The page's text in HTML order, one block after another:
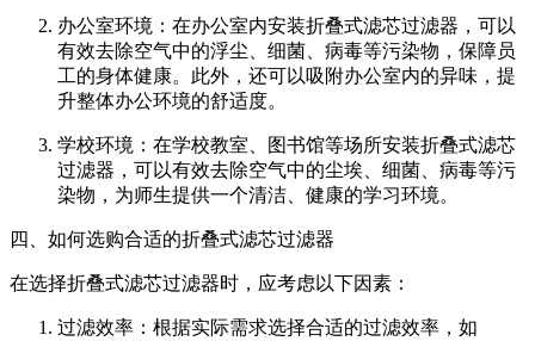
办公室环境：在办公室内安装折叠式滤芯过滤器，可以
有效去除空气中的浮尘、细菌、病毒等污染物，保障员
工的身体健康。此外，还可以吸附办公室内的异味，提
升整体办公环境的舒适度。
学校环境：在学校教室、图书馆等场所安装折叠式滤芯
过滤器，可以有效去除空气中的尘埃、细菌、病毒等污
染物，为师生提供一个清洁、健康的学习环境。
四、如何选购合适的折叠式滤芯过滤器
在选择折叠式滤芯过滤器时，应考虑以下因素：
过滤效率：根据实际需求选择合适的过滤效率，如